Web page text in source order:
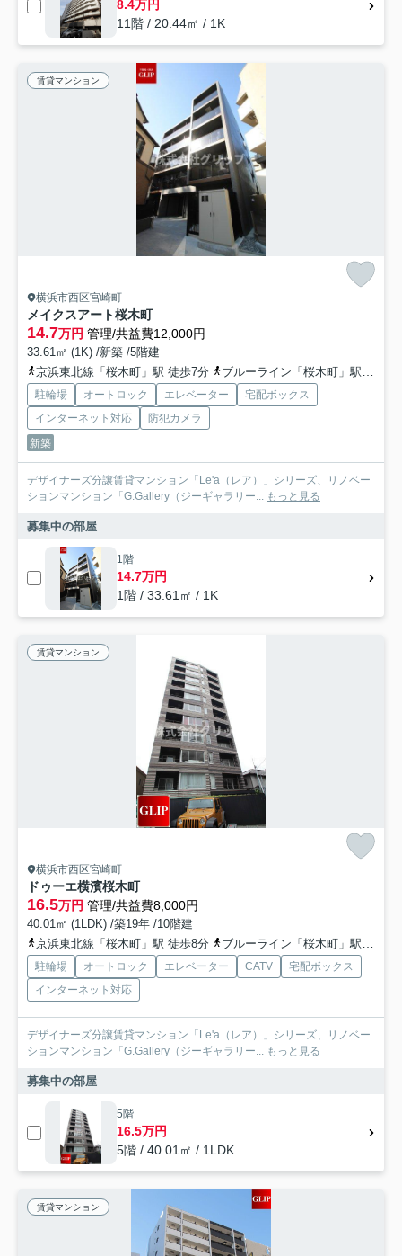
8.4万円
11階 / 20.44㎡ / 1K
賃貸マンション
横浜市西区宮崎町
メイクスアート桜木町
14.7万円 管理/共益費12,000円
33.61㎡ (1K) /新築 /5階建
京浜東北線「桜木町」駅 徒歩7分
ブルーライン「桜木町」駅 徒歩9分
駐輪場 オートロック エレベーター
宅配ボックス
インターネット対応
防犯カメラ
新築
デザイナーズ分譲賃貸マンション「Le'a（レア）」シリーズ、リノベー
ションマンション「G.Gallery（ジーギャラリー... もっと見る
募集中の部屋
1階
14.7万円
1階 / 33.61㎡ / 1K
賃貸マンション
横浜市西区宮崎町
ドゥーエ横濱桜木町
16.5万円 管理/共益費8,000円
40.01㎡ (1LDK) /築19年 /10階建
京浜東北線「桜木町」駅 徒歩8分
ブルーライン「桜木町」駅 徒歩7分
駐輪場 オートロック エレベーター CATV
宅配ボックス
インターネット対応
デザイナーズ分譲賃貸マンション「Le'a（レア）」シリーズ、リノベー
ションマンション「G.Gallery（ジーギャラリー... もっと見る
募集中の部屋
5階
16.5万円
5階 / 40.01㎡ / 1LDK
賃貸マンション